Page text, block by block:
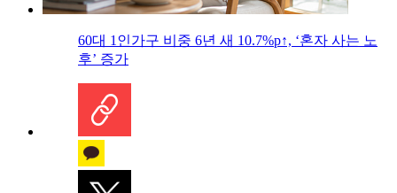
60대 1인가구 비중 6년 새 10.7%p↑, ‘혼자 사는 노
후’ 증가